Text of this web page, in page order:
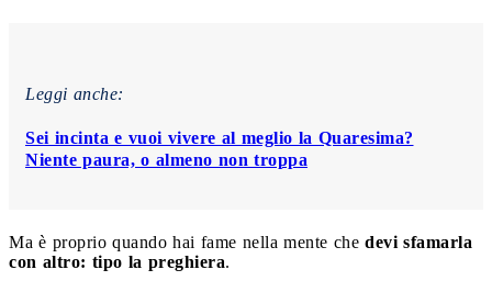
Leggi anche:
Sei incinta e vuoi vivere al meglio la Quaresima?
Niente paura, o almeno non troppa
Ma è proprio quando hai fame nella mente che devi sfamarla
con altro: tipo la preghiera.